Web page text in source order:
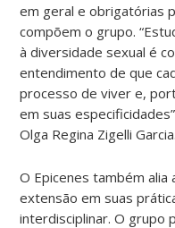
em geral e obrigatórias
compõem o grupo.
à diversidade sexual é
entendimento de que
processo de viver e,
em suas
Olga Regina Zigelli Garcia.
O Epicenes também alia
extensão em suas
interdisciplinar. O grupo